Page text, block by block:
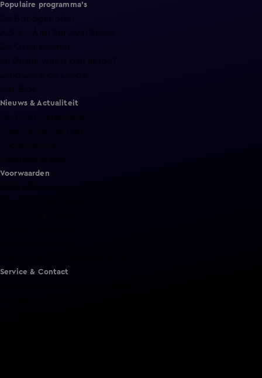
Populaire programma's
De Bondgenoten
A.S.S. - Anti Survival Show
De Oranjezomer
Mi Dushi: wat is dan liefde?
Nieuws & Actualiteit
Voorwaarden
Service & Contact